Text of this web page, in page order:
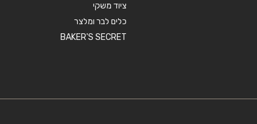
ציוד משקי
כלים לבר ומלצר
BAKER'S SECRET